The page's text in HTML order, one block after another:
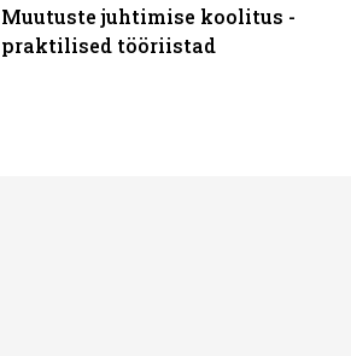
Muutuste juhtimise koolitus -
praktilised tööriistad